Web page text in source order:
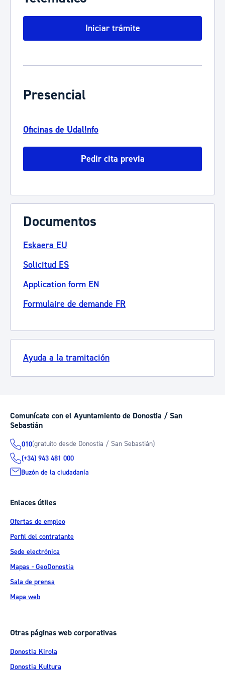
Iniciar trámite
Presencial
Oficinas de Udal!nfo
Pedir cita previa
Documentos
Eskaera EU
Solicitud ES
Application form EN
Formulaire de demande FR
Ayuda a la tramitación
Comunícate con el Ayuntamiento de Donostia / San
Sebastián
010(gratuito desde Donostia / San Sebastián)
(+34) 943 481 000
Buzón de la ciudadanía
Enlaces útiles
Ofertas de empleo
Perfil del contratante
Sede electrónica
Mapas - GeoDonostia
Sala de prensa
Mapa web
Otras páginas web corporativas
Donostia Kirola
Donostia Kultura